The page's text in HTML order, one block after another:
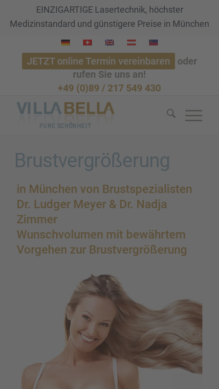
EINZIGARTIGE Lasertechnik, höchster
Medizinstandard und günstigere Preise in München
JETZT online Termin vereinbaren
oder
rufen Sie uns an!
+49 (0)89 / 217 549 430
Brust­ver­grö­ße­rung
in München von Brust­spe­zia­lis­ten
Dr. Ludger Meyer & Dr. Nadja
Zimmer
Wunsch­vo­lu­men mit bewähr­tem
Vorge­hen zur Brust­ver­grö­ße­rung